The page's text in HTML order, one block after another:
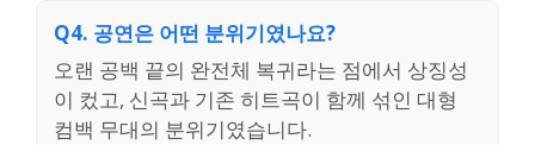
Q4. 공연은 어떤 분위기였나요?
오랜 공백 끝의 완전체 복귀라는 점에서 상징성
이 컸고, 신곡과 기존 히트곡이 함께 섞인 대형
컴백 무대의 분위기였습니다.